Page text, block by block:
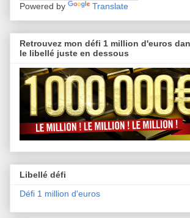
Powered by Translate
Retrouvez mon défi 1 million d'euros
le libellé juste en dessous
Libellé défi
Défi 1 million d'euros